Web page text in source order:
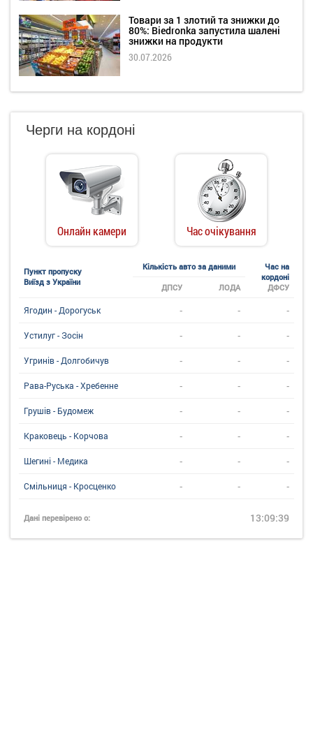
Товари за 1 злотий та знижки до
80%: Biedronka запустила шалені
знижки на продукти
30.07.2026
Черги на кордоні
Онлайн камери Час очікування
Пункт пропуску
Виїзд з України
Кількість авто за даними
Час на
кордоні
ДФСУ
ДПСУ ЛОДА
Ягодин - Дорогуськ - - -
Устилуг - Зосін - - -
Угринiв - Долгобичув - - -
Рава-Руська - Хребенне - - -
Грушів - Будомеж - - -
Краковець - Корчова - - -
Шегині - Медика - - -
Смільниця - Кросценко - - -
Дані перевірено о: 13:09:39